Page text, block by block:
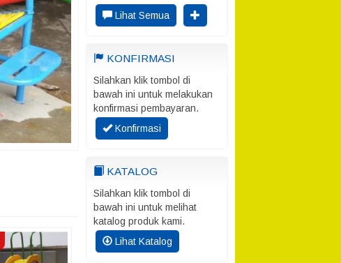
Lihat Semua
KONFIRMASI
Silahkan klik tombol di
bawah ini untuk melakukan
konfirmasi pembayaran.
Konfirmasi
KATALOG
Silahkan klik tombol di
bawah ini untuk melihat
katalog produk kami.
Lihat Katalog